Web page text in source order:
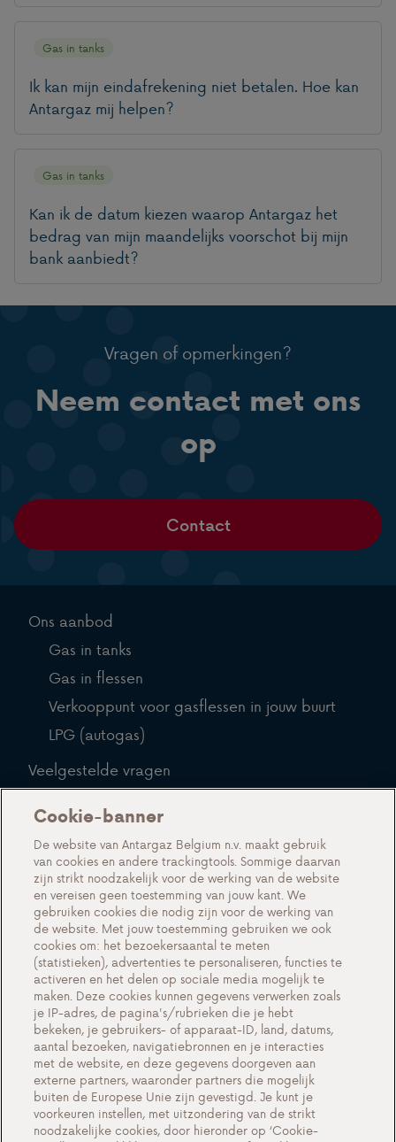
Ik kan mijn eindafrekening niet betalen. Hoe kan
Antargaz mij helpen?
Gas in tanks
Kan ik de datum kiezen waarop Antargaz het
bedrag van mijn maandelijks voorschot bij mijn
bank aanbiedt?
Gas in tanks
Vragen of opmerkingen?
Neem contact met ons
op
Contact
Ons aanbod
Gas in tanks
Gas in flessen
Verkooppunt voor gasflessen in jouw buurt
LPG (autogas)
Veelgestelde vragen
Blog
Over ons
Maak kennis met Antargaz
Een duurzame toekomst
Testimonials
Acties
Events
Werken bij Antargaz
Contact
Cookie-instellingen
Cookie-banner
De website van Antargaz Belgium n.v. maakt gebruik
van cookies en andere trackingtools. Sommige daarvan
zijn strikt noodzakelijk voor de werking van de website
en vereisen geen toestemming van jouw kant. We
gebruiken cookies die nodig zijn voor de werking van
de website. Met jouw toestemming gebruiken we ook
cookies om: het bezoekersaantal te meten
(statistieken), advertenties te personaliseren, functies te
activeren en het delen op sociale media mogelijk te
maken. Deze cookies kunnen gegevens verwerken zoals
je IP-adres, de pagina's/rubrieken die je hebt
bekeken, je gebruikers- of apparaat-ID, land, datums,
aantal bezoeken, navigatiebronnen en je interacties
met de website, en deze gegevens doorgeven aan
externe partners, waaronder partners die mogelijk
buiten de Europese Unie zijn gevestigd. Je kunt je
voorkeuren instellen, met uitzondering van de strikt
noodzakelijke cookies, door hieronder op ‘Cookie-